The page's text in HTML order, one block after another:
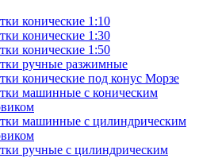
конические 1:10
конические 1:30
конические 1:50
ручные разжимные
конические под конус Морзе
машинные с коническим
машинные с цилиндрическим
ручные с цилиндрическим